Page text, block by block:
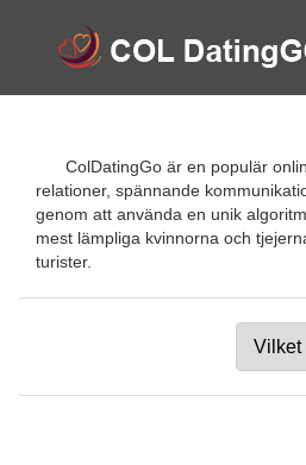
ColDatingGo är en populär
relationer, spännande
genom att använda en unik
mest lämpliga kvinnorna och
turister.